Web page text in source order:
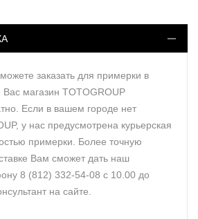
заказать для примерки в
магазин TOTOGROUP
Если в вашем городе нет
у нас предусмотрена курьерская
примерки. Более точную
Вам сможет дать наш
8 (812) 332-54-08 с 10.00 до
на сайте.